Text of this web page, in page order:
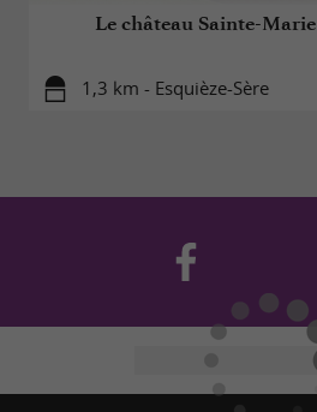
Le château Sainte-Marie
1,3 km - Esquièze-Sère